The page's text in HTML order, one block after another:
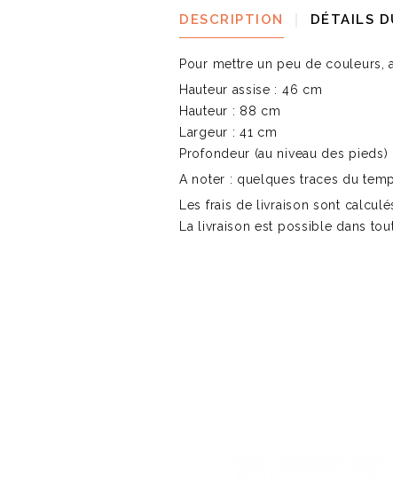
DESCRIPTION DÉTAILS
Pour mettre un peu de couleurs,
Hauteur assise : 46 cm
Hauteur : 88 cm
Largeur : 41 cm
Profondeur (au niveau des pieds)
A noter : quelques traces du
Les frais de livraison sont
La livraison est possible dans